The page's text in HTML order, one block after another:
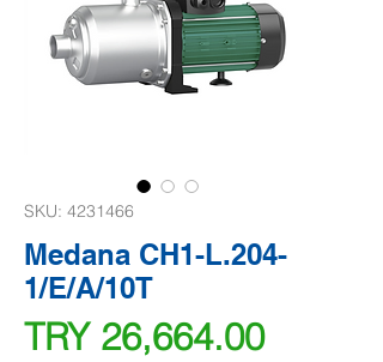
SKU: 4231466
Medana CH1-L.204-
1/E/A/10T
TRY 26,664.00Price